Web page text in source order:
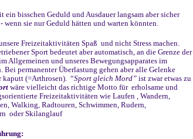
ein bisschen Geduld und Ausdauer langsam aber sicher
wenn sie nur Geduld hätten und warten könnten.
Freizeitaktivitäten Spaß und nicht Stress machen.
Sport bedeutet aber automatisch, an die Grenze der
Allgemeinen und unseres Bewegungsapparates im
Bei permanenter Überlastung gehen aber alle Gelenke
kaputt (=Arthrosen). “Sport gleich Mord”ist zwar etwas zu
wäre vielleicht das richtige Motto für erholsame und
Freizeitaktivitäten wie Laufen , Wandern,
Walking, Radtouren, Schwimmen, Rudern,
oder Skilanglauf